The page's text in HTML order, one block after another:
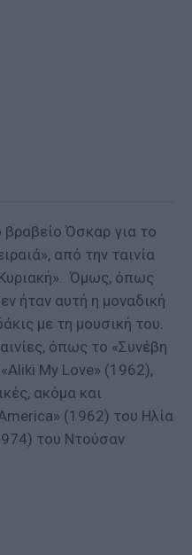
Όσκαρ για το
από την ταινία
Όμως, όπως
ήταν αυτή η μοναδική
με τη μουσική του.
όπως το «Συνέβη
My Love» (1962),
ακόμα και
(1962) του Ηλία
του Ντούσαν